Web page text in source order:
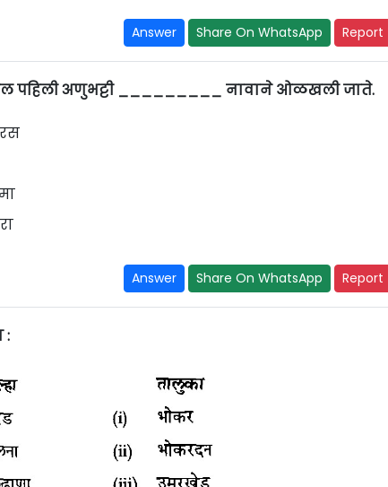
Answer Share On WhatsApp Report
पहिली अणुभट्टी _________ नावाने ओळखली जाते.
Answer Share On WhatsApp Report
: